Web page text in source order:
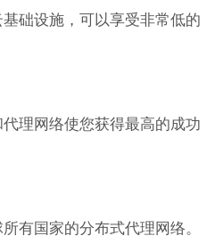
础设施，可以享受非常低的
理网络使您获得最高的成功
有国家的分布式代理网络。